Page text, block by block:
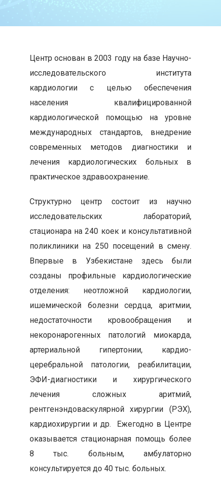
Центр основан в 2003 году на базе Научно-
исследовательского института
кардиологии с целью обеспечения
населения квалифицированной
кардиологической помощью на уровне
международных стандартов, внедрение
современных методов диагностики и
лечения кардиологических больных в
практическое здравоохранение.
Структурно центр состоит из научно
исследовательских лабораторий,
стационара на 240 коек и консультативной
поликлиники на 250 посещений в смену.
Впервые в Узбекистане здесь были
созданы профильные кардиологические
отделения: неотложной кардиологии,
ишемической болезни сердца, аритмии,
недостаточности кровообращения и
некоронарогенных патологий миокарда,
артериальной гипертонии, кардио-
церебральной патологии, реабилитации,
ЭФИ-диагностики и хирургического
лечения сложных аритмий,
рентгенэндоваскулярной хирургии (РЭХ),
кардиохирургии и др. Ежегодно в Центре
оказывается стационарная помощь более
8 тыс. больным, амбулаторно
консультируется до 40 тыс. больных.